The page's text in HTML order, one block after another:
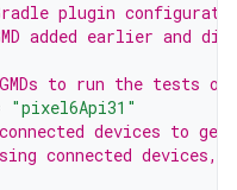
plugin
added earlier and
to run the tests
"pixel6Api31"
devices to
connected devices,